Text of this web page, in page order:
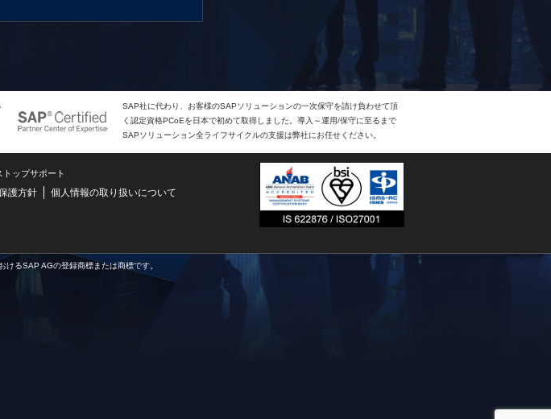
SAP社に代わり、お客様のSAPソリューションの一次保守を請け負わせて頂
く認定資格PCoEを日本で初めて取得しました。導入～運用/保守に至るまで
SAPソリューション全ライフサイクルの支援は弊社にお任せください。
ップサポート
護方針
個人情報の取り扱いについて
るSAP AGの登録商標または商標です。